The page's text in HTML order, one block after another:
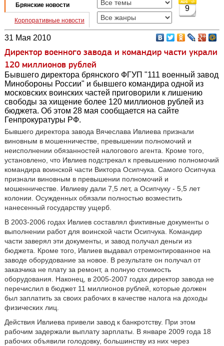
Брянские новости
Корпоративные новости
9
31 Мая 2010
Директор военного завода и командир части украли
120 миллионов рублей
Бывшего директора брянского ФГУП "111 военный завод
Минобороны России" и бывшего командира одной из
московских воинских частей приговорили к лишению
свободы за хищение более 120 миллионов рублей из
бюджета. Об этом 28 мая сообщается на сайте
Генпрокуратуры РФ.
Бывшего директора завода Вячеслава Ивлиева признали
виновным в мошенничестве, превышении полномочий и
неисполнении обязанностей налогового агента. Кроме того,
установлено, что Ивлиев подстрекал к превышению полномочий
командира воинской части Виктора Осипчука. Самого Осипчука
признали виновным в превышении полномочий и
мошенничестве. Ивлиеву дали 7,5 лет, а Осипчуку - 5,5 лет
колонии. Осужденных обязали полностью возместить
нанесенный государству ущерб.
В 2003-2006 годах Ивлиев составлял фиктивные документы о
выполнении работ для воинской части Осипчука. Командир
части заверял эти документы, и завод получал деньги из
бюджета. Кроме того, Ивлиев выдавал отремонтированное на
заводе оборудование за новое. В результате он получал от
заказчика не плату за ремонт, а полную стоимость
оборудования. Наконец, в 2005-2007 годах директор завода не
перечислил в бюджет 11 миллионов рублей, которые должен
был заплатить за своих рабочих в качестве налога на доходы
физических лиц.
Действия Ивлиева привели завод к банкротству. При этом
рабочим задержали выплату зарплаты. В январе 2009 года 18
рабочих объявили голодовку, большинству из них через